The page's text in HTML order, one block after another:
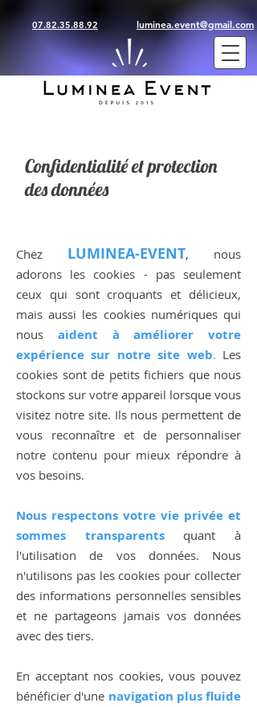
07.82.35.88.92 luminea.event@gmail.com
Confidentialité et protection
des données
Chez LUMINEA-EVENT, nous
adorons les cookies - pas seulement
ceux qui sont croquants et délicieux,
mais aussi les cookies numériques qui
nous aident à améliorer votre
expérience sur notre site web. Les
cookies sont de petits fichiers que nous
stockons sur votre appareil lorsque vous
visitez notre site. Ils nous permettent de
vous reconnaître et de personnaliser
notre contenu pour mieux répondre à
vos besoins.
Nous respectons votre vie privée et
sommes transparentsquant à
l'utilisation de vos données. Nous
n'utilisons pas les cookies pour collecter
des informations personnelles sensibles
et ne partageons jamais vos données
avec des tiers.
En acceptant nos cookies, vous pouvez
bénéficier d'une navigation plus fluide